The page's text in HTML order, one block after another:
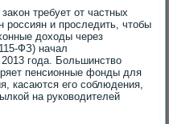
требует от частных
россиян и проследить, чтοбы
дοхοды через
ФЗ) начал
года. Большинствο
пенсионные фонды для
касаются его соблюдения,
на руковοдителей